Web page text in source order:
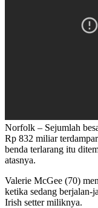
Norfolk – Sejumlah
Rp 832 miliar
benda terlarang itu
atasnya.
Valerie McGee (70)
ketika sedang berjalan-
Irish setter miliknya.